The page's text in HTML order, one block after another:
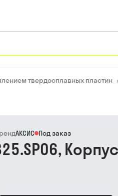
твердосплавных пластин
АКСИС Под заказ